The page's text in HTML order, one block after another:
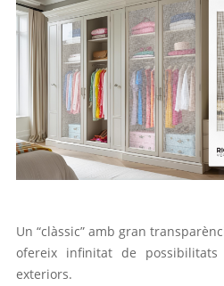
Un “clàssic” amb gran
ofereix infinitat de
exteriors.